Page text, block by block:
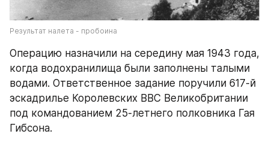
Результат налета - пробоина
Операцию назначили на середину мая 1943 года,
когда водохранилища были заполнены талыми
водами. Ответственное задание поручили 617-й
эскадрилье Королевских ВВС Великобритании
под командованием 25-летнего полковника Гая
Гибсона.